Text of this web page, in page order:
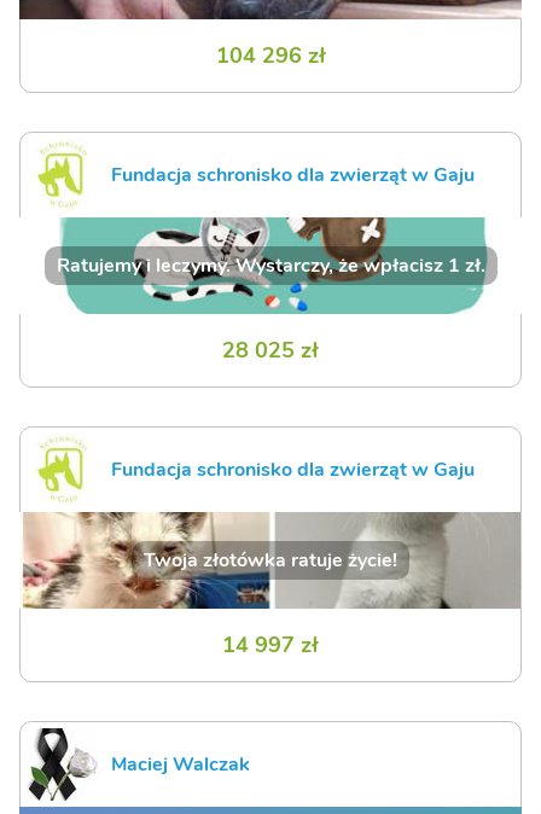
104 296 zł
Fundacja schronisko dla zwierząt w Gaju
Ratujemy i leczymy. Wystarczy, że wpłacisz 1 zł.
28 025 zł
Fundacja schronisko dla zwierząt w Gaju
Twoja złotówka ratuje życie!
14 997 zł
Maciej Walczak